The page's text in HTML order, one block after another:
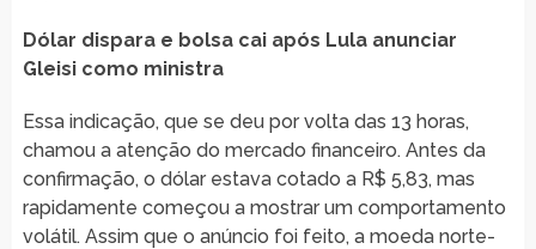
Dólar dispara e bolsa cai após Lula anunciar
Gleisi como ministra
Essa indicação, que se deu por volta das 13 horas,
chamou a atenção do mercado financeiro. Antes da
confirmação, o dólar estava cotado a R$ 5,83, mas
rapidamente começou a mostrar um comportamento
volátil. Assim que o anúncio foi feito, a moeda norte-